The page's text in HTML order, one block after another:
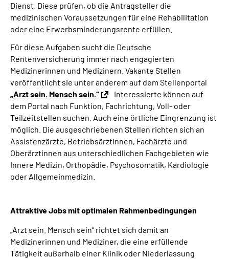
Dienst. Diese prüfen, ob die Antragsteller die
medizinischen Voraussetzungen für eine Rehabilitation
oder eine Erwerbsminderungsrente erfüllen.
Für diese Aufgaben sucht die Deutsche
Rentenversicherung immer nach engagierten
Medizinerinnen und Medizinern. Vakante Stellen
veröffentlicht sie unter anderem auf dem Stellenportal
„Arzt sein. Mensch sein.“
Interessierte können auf
dem Portal nach Funktion, Fachrichtung, Voll- oder
Teilzeitstellen suchen. Auch eine örtliche Eingrenzung ist
möglich. Die ausgeschriebenen Stellen richten sich an
Assistenzärzte, Betriebsärztinnen, Fachärzte und
Oberärztinnen aus unterschiedlichen Fachgebieten wie
Innere Medizin, Orthopädie, Psychosomatik, Kardiologie
oder Allgemeinmedizin.
Attraktive Jobs mit optimalen Rahmenbedingungen
„Arzt sein. Mensch sein“ richtet sich damit an
Medizinerinnen und Mediziner, die eine erfüllende
Tätigkeit außerhalb einer Klinik oder Niederlassung